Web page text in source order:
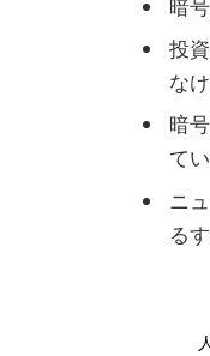
暗
投
な
暗
て
ニ
る